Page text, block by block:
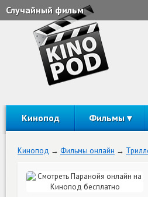
Случайный фильм
Кинопод Фильмы
Кинопод Фильмы онлайн